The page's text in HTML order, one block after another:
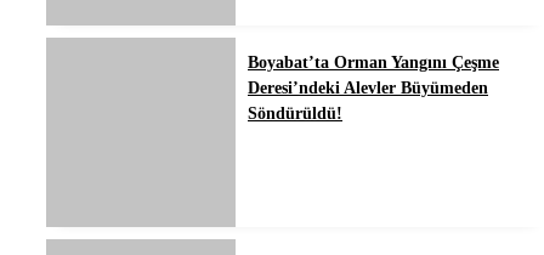
Boyabat’ta Orman Yangını Çeşme
Deresi’ndeki Alevler Büyümeden
Söndürüldü!